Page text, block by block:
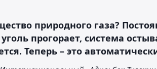
природного газа?
прогорает, система
Теперь – это